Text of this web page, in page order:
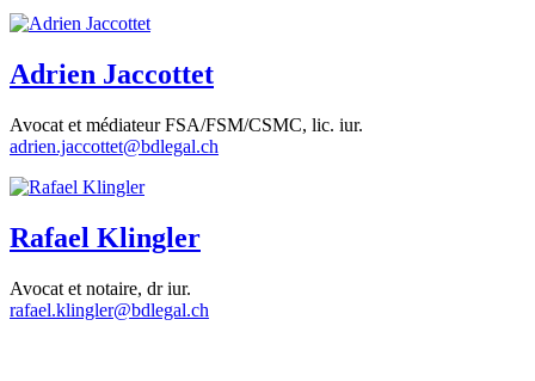
Adrien Jaccottet
Avocat et médiateur FSA/FSM/CSMC, lic. iur.
adrien.jaccottet@bdlegal.ch
Rafael Klingler
Avocat et notaire, dr iur.
rafael.klingler@bdlegal.ch